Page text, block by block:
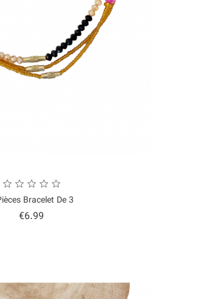
3 Pièces Bracelet De...
€6.99
Price